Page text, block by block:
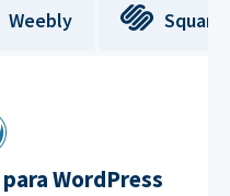
Weebly
WordPress